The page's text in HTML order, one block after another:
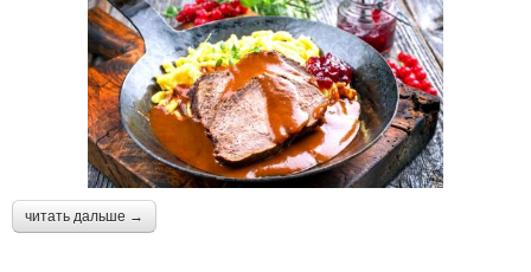
читать дальше →